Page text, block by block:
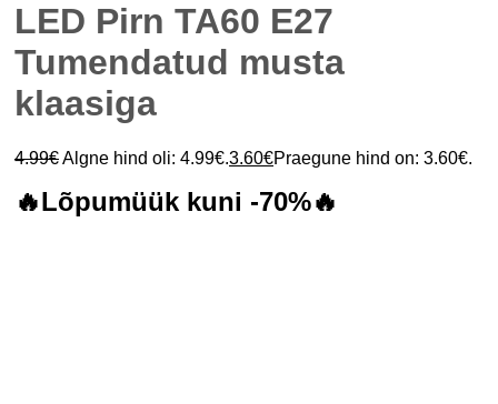
LED Pirn TA60 E27
Tumendatud musta
klaasiga
4.99€Algne hind oli: 4.99€.3.60€Praegune hind on: 3.60€.
🔥Lõpumüük kuni -70%🔥